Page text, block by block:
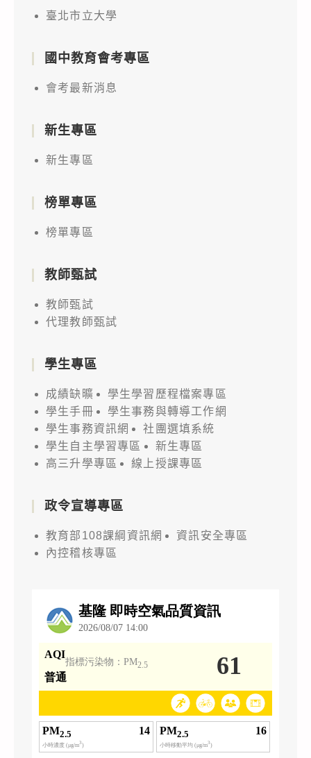
臺北市立大學
國中教育會考專區
會考最新消息
新生專區
新生專區
榜單專區
榜單專區
教師甄試
教師甄試
代理教師甄試
學生專區
成績缺曠
學生學習歷程檔案專區
學生手冊
學生事務與轉導工作網
學生事務資訊網
社團選填系統
學生自主學習專區
新生專區
高三升學專區
線上授課專區
政令宣導專區
教育部108課綱資訊網
資訊安全專區
內控稽核專區